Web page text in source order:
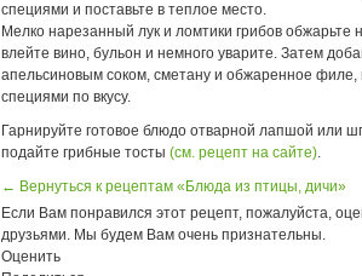
специями и поставьте в теплое место.
Мелко нарезанный лук и ломтики грибов
влейте вино, бульон и немного уварите. Затем
апельсиновым соком, сметану и обжаренное филе,
специями по вкусу.
Гарнируйте готовое блюдо отварной лапшой или
подайте грибные тосты (см. рецепт на сайте).
← Вернуться к рецептам «Блюда из птицы, дичи»
Если Вам понравился этот рецепт, пожалуйста,
друзьями. Мы будем Вам очень признательны.
Оценить